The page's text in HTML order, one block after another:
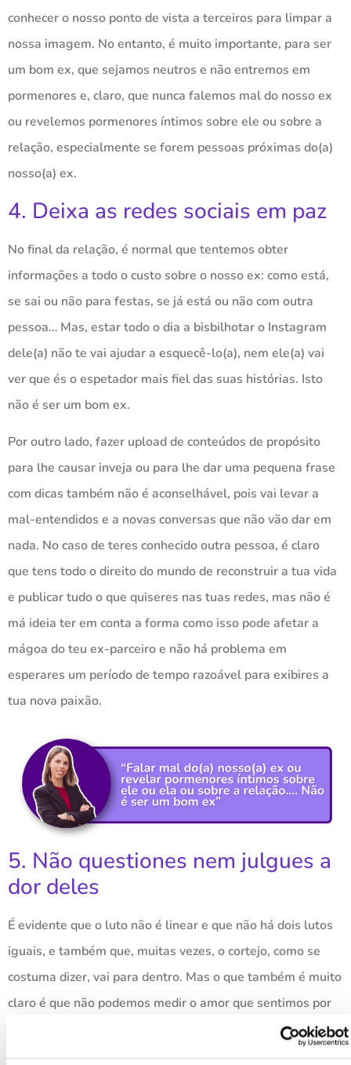
conhecer o nosso ponto de vista a terceiros para limpar a
nossa imagem. No entanto, é muito importante, para ser
um bom ex, que sejamos neutros e não entremos em
pormenores e, claro, que nunca falemos mal do nosso ex
ou revelemos pormenores íntimos sobre ele ou sobre a
relação, especialmente se forem pessoas próximas do(a)
nosso(a) ex.
4. Deixa as redes sociais em paz
No final da relação, é normal que tentemos obter
informações a todo o custo sobre o nosso ex: como está,
se sai ou não para festas, se já está ou não com outra
pessoa… Mas, estar todo o dia a bisbilhotar o Instagram
dele(a) não te vai ajudar a esquecê-lo(a), nem ele(a) vai
ver que és o espetador mais fiel das suas histórias. Isto
não é ser um bom ex.
Por outro lado, fazer upload de conteúdos de propósito
para lhe causar inveja ou para lhe dar uma pequena frase
com dicas também não é aconselhável, pois vai levar a
mal-entendidos e a novas conversas que não vão dar em
nada. No caso de teres conhecido outra pessoa, é claro
que tens todo o direito do mundo de reconstruir a tua vida
e publicar tudo o que quiseres nas tuas redes, mas não é
má ideia ter em conta a forma como isso pode afetar a
mágoa do teu ex-parceiro e não há problema em
esperares um período de tempo razoável para exibires a
tua nova paixão.
5. Não questiones nem julgues a
dor deles
É evidente que o luto não é linear e que não há dois lutos
iguais, e também que, muitas vezes, o cortejo, como se
costuma dizer, vai para dentro. Mas o que também é muito
claro é que não podemos medir o amor que sentimos por
alguém pela quantidade de lágrimas que derramamos
pela sua perda, porque, no fim de contas, cada pessoa é